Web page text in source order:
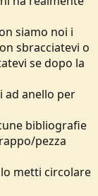
siamo noi i
sbracciatevi o
se dopo la
ad anello per
bibliografie
pezza
metti circolare